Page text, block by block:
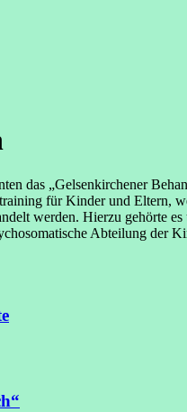
das „Gelsenkirchener
für Kinder und Eltern,
werden. Hierzu gehörte
Abteilung der